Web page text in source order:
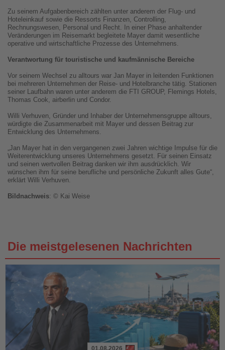
Zu seinem Aufgabenbereich zählten unter anderem der Flug- und
Hoteleinkauf sowie die Ressorts Finanzen, Controlling,
Rechnungswesen, Personal und Recht. In einer Phase anhaltender
Veränderungen im Reisemarkt begleitete Mayer damit wesentliche
operative und wirtschaftliche Prozesse des Unternehmens.
Verantwortung für touristische und kaufmännische Bereiche
Vor seinem Wechsel zu alltours war Jan Mayer in leitenden Funktionen
bei mehreren Unternehmen der Reise- und Hotelbranche tätig. Stationen
seiner Laufbahn waren unter anderem die FTI GROUP, Flemings Hotels,
Thomas Cook, airberlin und Condor.
Willi Verhuven, Gründer und Inhaber der Unternehmensgruppe alltours,
würdigte die Zusammenarbeit mit Mayer und dessen Beitrag zur
Entwicklung des Unternehmens.
„Jan Mayer hat in den vergangenen zwei Jahren wichtige Impulse für die
Weiterentwicklung unseres Unternehmens gesetzt. Für seinen Einsatz
und seinen wertvollen Beitrag danken wir ihm ausdrücklich. Wir
wünschen ihm für seine berufliche und persönliche Zukunft alles Gute“,
erklärt Willi Verhuven.
Bildnachweis: © Kai Weise
Die meistgelesenen Nachrichten